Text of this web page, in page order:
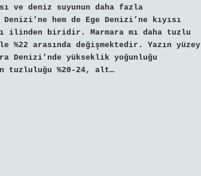
ve deniz suyunun daha fazla
hem de Ege Denizi’ne kıyısı
ilinden biridir. Marmara mı daha tuzlu
arasında değişmektedir. Yazın yüzey
Denizi’nde yükseklik yoğunluğu
tuzluluğu %20-24, alt…